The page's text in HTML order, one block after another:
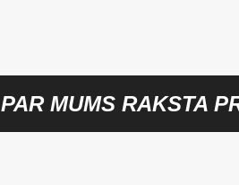
PAR MUMS RAKSTA